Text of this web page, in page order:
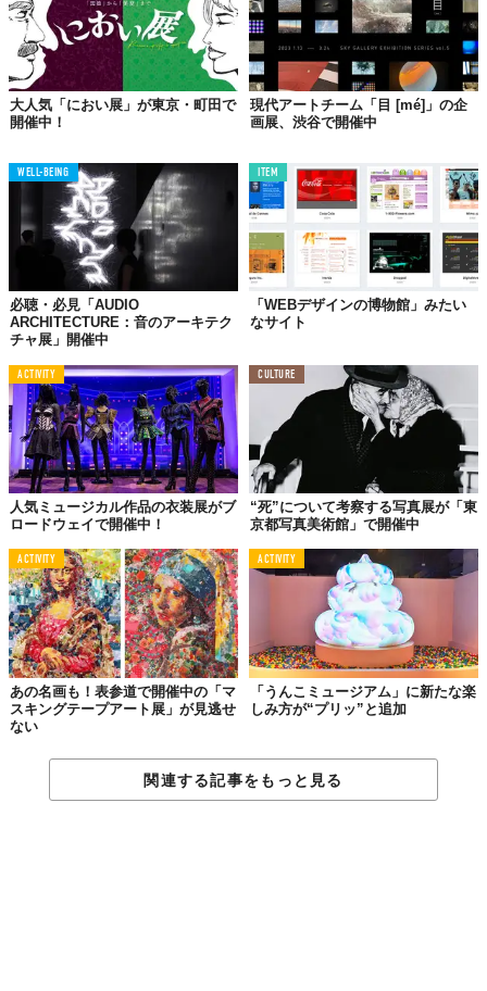
©たばこと塩の博物館
大人気「におい展」が東京・町田で
開催中！
現代アートチーム「目 [mé]」の企
画展、渋谷で開催中
WELL-BEING
必聴・必見「AUDIO
ARCHITECTURE：音のアーキテク
チャ展」開催中
ITEM
「WEBデザインの博物館」みたい
なサイト
ACTIVITY
人気ミュージカル作品の衣装展がブ
ロードウェイで開催中！
CULTURE
“死”について考察する写真展が「東
京都写真美術館」で開催中
ACTIVITY
あの名画も！表参道で開催中の「マ
スキングテープアート展」が見逃せ
ない
ACTIVITY
「うんこミュージアム」に新たな楽
しみ方が“プリッ”と追加
関連する記事をもっと見る